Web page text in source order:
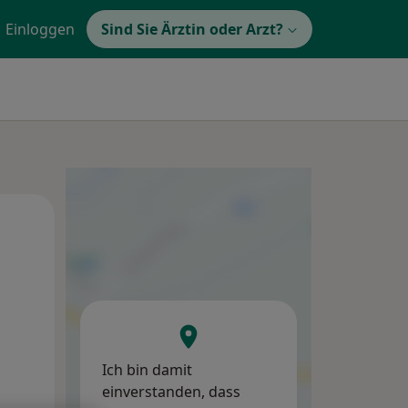
Einloggen Sind Sie Ärztin oder Arzt?
Ich bin damit
einverstanden, dass